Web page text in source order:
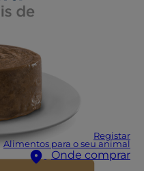
Registar
Alimentos para o seu animal
Onde comprar